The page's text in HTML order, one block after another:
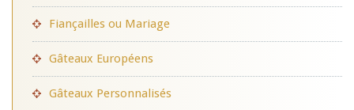
Fiançailles ou Mariage
Gâteaux Européens
Gâteaux Personnalisés